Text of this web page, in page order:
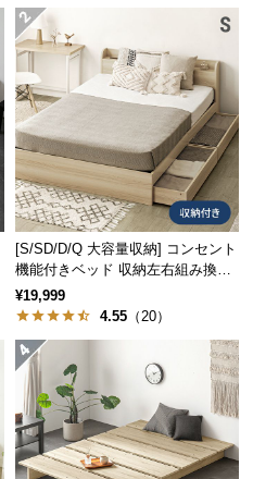
[S/SD/D/Q 大容量収納] コンセント
機能付きベッド 収納左右組み換え
可能
¥19,999
4.55 （20）